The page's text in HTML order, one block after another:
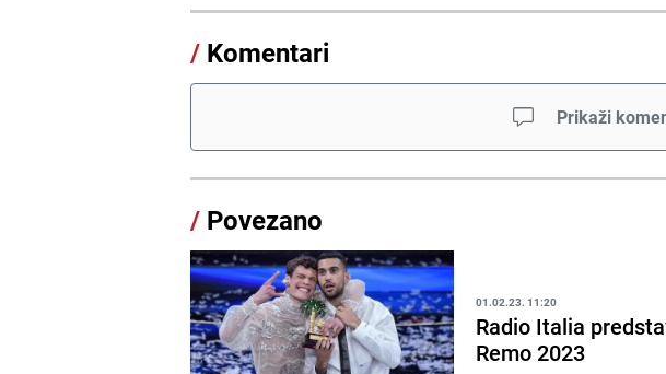
/ Komentari
Prikaži
/ Povezano
01.02.23. 11:20
Radio Italia
Remo 2023